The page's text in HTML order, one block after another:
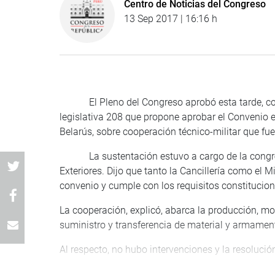
Centro de Noticias del Congreso
13 Sep 2017 | 16:16 h
El Pleno del Congreso aprobó esta tarde,
legislativa 208 que propone aprobar el Convenio
Belarús, sobre cooperación técnico-militar que
La sustentación estuvo a cargo de la
Exteriores. Dijo que tanto la Cancillería como el
convenio y cumple con los requisitos
La cooperación, explicó, abarca la producción,
suministro y transferencia de material y
Al respecto, no hubo intervenciones y la